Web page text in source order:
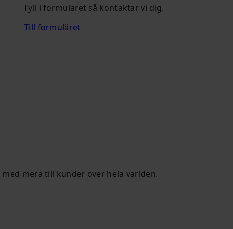
Fyll i formuläret så kontaktar vi dig.
Till formuläret
med mera till kunder över hela världen.